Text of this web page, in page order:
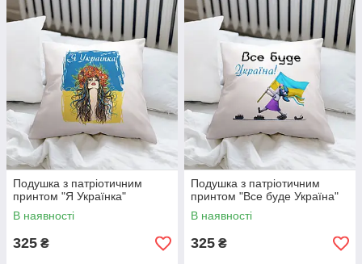
Подушка з патріотичним
принтом "Я Українка"
В наявності
325 ₴
Подушка з патріотичним
принтом "Все буде Україна"
В наявності
325 ₴